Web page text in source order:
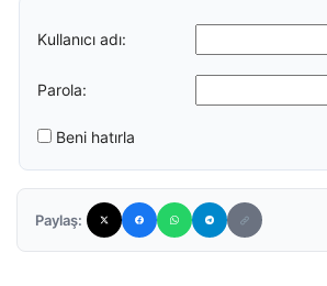
Kullanıcı adı:
Parola:
Beni hatırla
Paylaş: